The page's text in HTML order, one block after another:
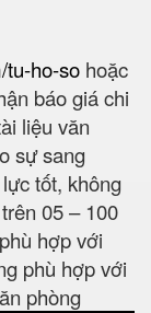
tu-ho-so hoặc
báo giá chi
liệu văn
sự sang
tốt, không
05 – 100
hợp với
phù hợp với
phòng